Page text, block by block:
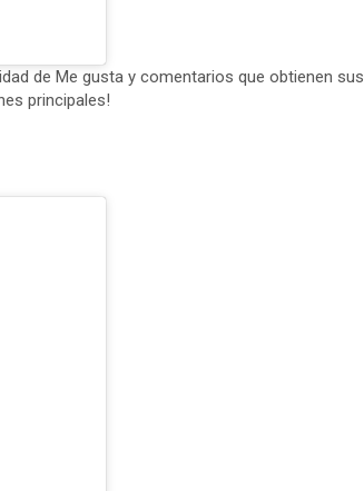
de Me gusta y comentarios que obtienen sus
principales!